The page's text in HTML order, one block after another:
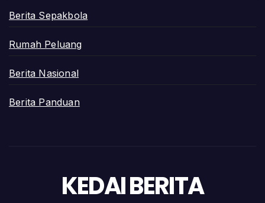
Berita Sepakbola
Rumah Peluang
Berita Nasional
Berita Panduan
KEDAI BERITA